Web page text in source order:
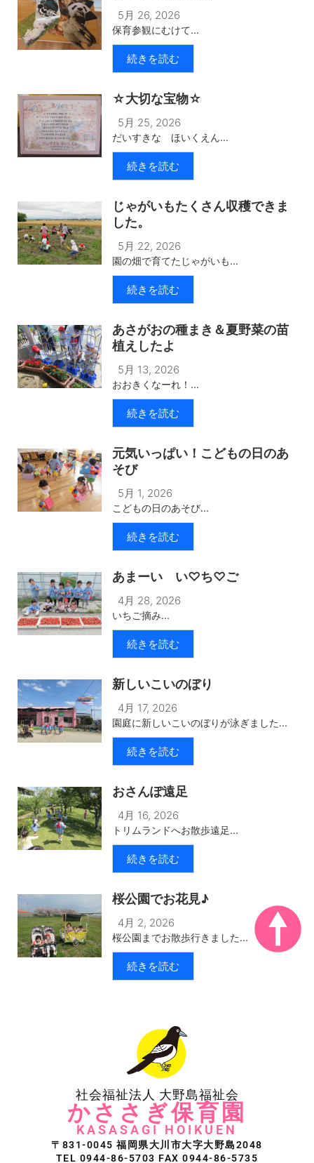
5月 26, 2026
保育参観にむけて...
続きを読む
☆大切な宝物☆
5月 25, 2026
だいすきな ほいくえん...
続きを読む
じゃがいもたくさん収穫できま
した。
5月 22, 2026
園の畑で育てたじゃがいも...
続きを読む
あさがおの種まき＆夏野菜の苗
植えしたよ
5月 13, 2026
おおきくなーれ！...
続きを読む
元気いっぱい！こどもの日のあ
そび
5月 1, 2026
こどもの日のあそび...
続きを読む
あまーい い♡ち♡ご
4月 28, 2026
いちご摘み...
続きを読む
新しいこいのぼり
4月 17, 2026
園庭に新しいこいのぼりが泳ぎました...
続きを読む
おさんぽ遠足
4月 16, 2026
トリムランドへお散歩遠足...
続きを読む
桜公園でお花見♪
4月 2, 2026
桜公園までお散歩行きました...
続きを読む
社会福祉法人 大野島福祉会
かささぎ保育園
KASASAGI HOIKUEN
〒831-0045 福岡県大川市大字大野島2048
TEL 0944-86-5703 FAX 0944-86-5735